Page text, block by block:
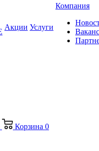
Акции Услуги
Компания
Корзина 0